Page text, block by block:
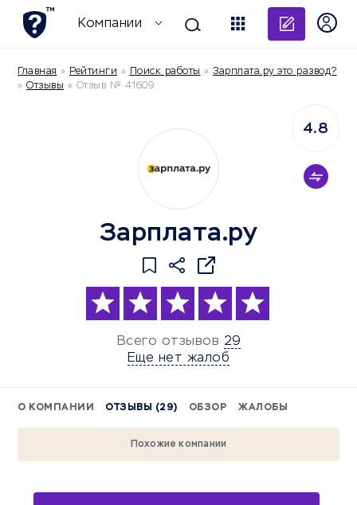
Компании
Главная » Рейтинги » Поиск работы » Зарплата.ру это развод?
» Отзывы » Отзыв № 41609
Зарплата.ру
Всего отзывов 29
Еще нет жалоб
4.8
О КОМПАНИИ ОТЗЫВЫ (29) ОБЗОР ЖАЛОБЫ
Похожие компании